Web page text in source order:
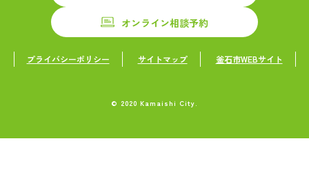
オンライン相談予約
プライバシーポリシー サイトマップ 釜石市WEBサイト
© 2020 Kamaishi City.